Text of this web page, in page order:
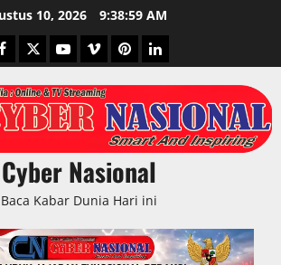
10, 2026 9:39:00 AM
TwitterYoutubeVimeoPinterestLinkedIn
Cyber Nasional
Baca Kabar Dunia Hari ini